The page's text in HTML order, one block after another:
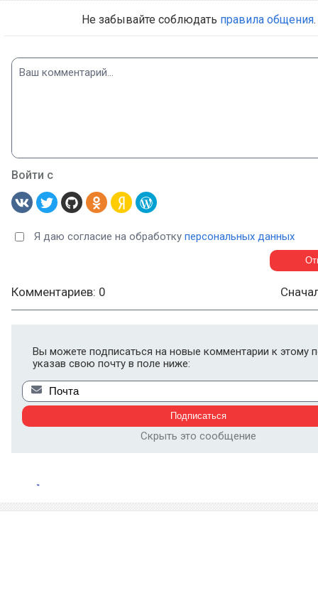
Не забывайте соблюдать правила общения.
Войти с
Я даю согласие на обработку персональных данных
Комментариев: 0
Вы можете подписаться на новые комментарии к этому
указав свою почту в поле ниже:
Скрыть это сообщение